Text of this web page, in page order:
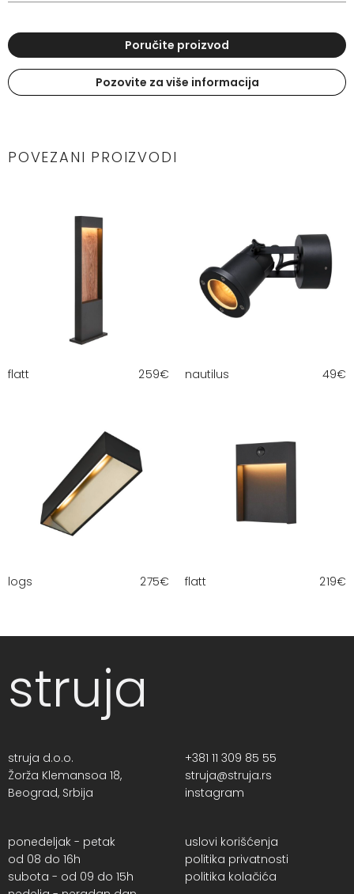
Poručite proizvod
Pozovite za više informacija
POVEZANI PROIZVODI
flatt 259€ nautilus 49€
logs 275€ flatt 219€
struja
struja d.o.o.
Žorža Klemansoa 18,
Beograd, Srbija
+381 11 309 85 55
struja@struja.rs
instagram
ponedeljak - petak
od 08 do 16h
subota - od 09 do 15h
uslovi korišćenja
politika privatnosti
politika kolačića